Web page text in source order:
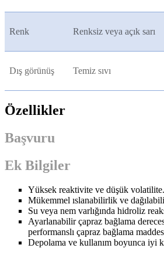
Renk Renksiz veya açık sarı
Dış görünüş Temiz sıvı
Özellikler
Başvuru
Ek Bilgiler
Yüksek reaktivite ve düşük volatilite.
Mükemmel ıslanabilirlik ve
Su veya nem varlığında hidroliz
Ayarlanabilir çapraz bağlama
performanslı çapraz bağlama
Depolama ve kullanım boyunca iyi